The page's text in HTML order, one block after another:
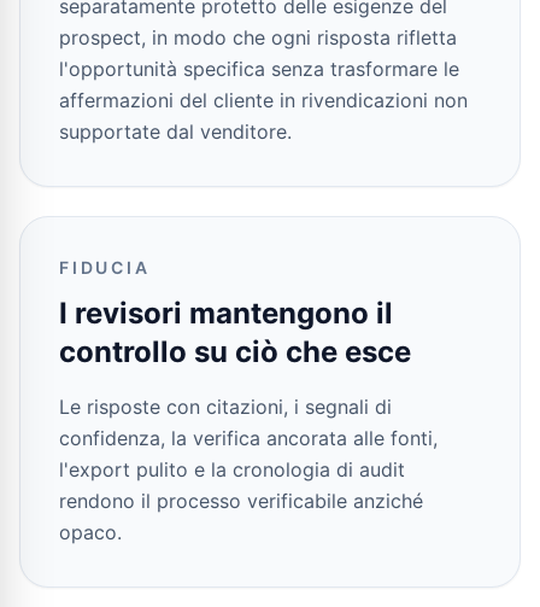
separatamente protetto delle esigenze del
prospect, in modo che ogni risposta rifletta
l'opportunità specifica senza trasformare le
affermazioni del cliente in rivendicazioni non
supportate dal venditore.
FIDUCIA
I revisori mantengono il
controllo su ciò che esce
Le risposte con citazioni, i segnali di
confidenza, la verifica ancorata alle fonti,
l'export pulito e la cronologia di audit
rendono il processo verificabile anziché
opaco.